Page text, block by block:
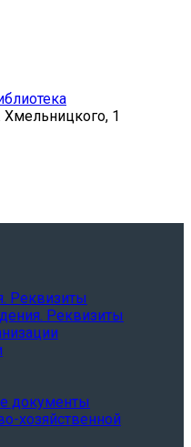
Хмельницкого, 1
Реквизиты
Реквизиты
документы
хозяйственной